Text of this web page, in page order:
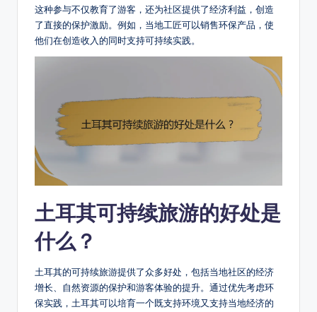
这种参与不仅教育了游客，还为社区提供了经济利益，创造
了直接的保护激励。例如，当地工匠可以销售环保产品，使
他们在创造收入的同时支持可持续实践。
土耳其可持续旅游的好处是
什么？
土耳其的可持续旅游提供了众多好处，包括当地社区的经济
增长、自然资源的保护和游客体验的提升。通过优先考虑环
保实践，土耳其可以培育一个既支持环境又支持当地经济的